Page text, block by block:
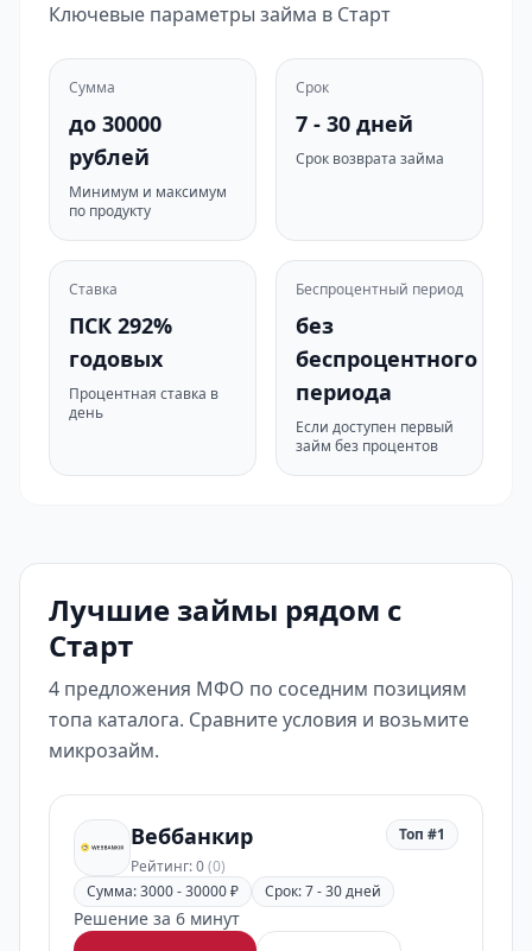
Ключевые параметры займа в Старт
Сумма
до 30000
рублей
Минимум и максимум
по продукту
Срок
7 - 30 дней
Срок возврата займа
Ставка
ПСК 292%
годовых
Процентная ставка в
день
Беспроцентный период
без
беспроцентного
периода
Если доступен первый
займ без процентов
Лучшие займы рядом с
Старт
4 предложения МФО по соседним позициям
топа каталога. Сравните условия и возьмите
микрозайм.
Веббанкир
Рейтинг: 0(0)
Топ #1
Сумма: 3000 - 30000 ₽ Срок: 7 - 30 дней
Решение за 6 минут